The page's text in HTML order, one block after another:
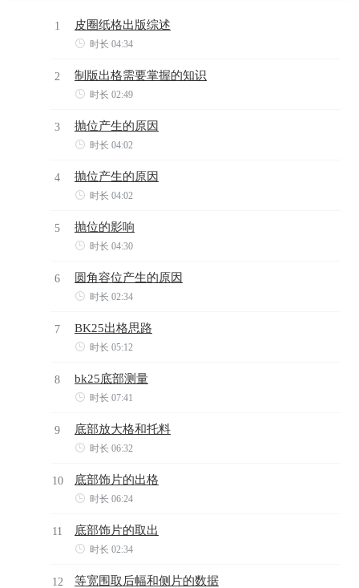
1 皮圈纸格出版综述
 时长 04:34
2 制版出格需要掌握的知识
 时长 02:49
3 抛位产生的原因
 时长 04:02
4 抛位产生的原因
 时长 04:02
5 抛位的影响
 时长 04:30
6 圆角容位产生的原因
 时长 02:34
7 BK25出格思路
 时长 05:12
8 bk25底部测量
 时长 07:41
9 底部放大格和托料
 时长 06:32
10 底部饰片的出格
 时长 06:24
11 底部饰片的取出
 时长 02:34
12 等宽围取后幅和侧片的数据